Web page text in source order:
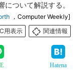
ついて解説する。
，Computer Weekly]
用表示
関連情報
Hatena